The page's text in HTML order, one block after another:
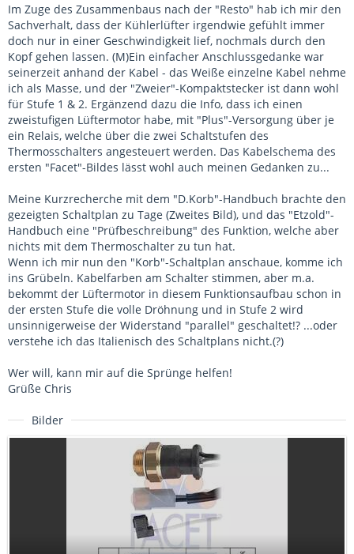
Im Zuge des Zusammenbaus nach der "Resto" hab ich mir den
Sachverhalt, dass der Kühlerlüfter irgendwie gefühlt immer
doch nur in einer Geschwindigkeit lief, nochmals durch den
Kopf gehen lassen. (M)Ein einfacher Anschlussgedanke war
seinerzeit anhand der Kabel - das Weiße einzelne Kabel nehme
ich als Masse, und der "Zweier"-Kompaktstecker ist dann wohl
für Stufe 1 & 2. Ergänzend dazu die Info, dass ich einen
zweistufigen Lüftermotor habe, mit "Plus"-Versorgung über je
ein Relais, welche über die zwei Schaltstufen des
Thermosschalters angesteuert werden. Das Kabelschema des
ersten "Facet"-Bildes lässt wohl auch meinen Gedanken zu...
Meine Kurzrecherche mit dem "D.Korb"-Handbuch brachte den
gezeigten Schaltplan zu Tage (Zweites Bild), und das "Etzold"-
Handbuch eine "Prüfbeschreibung" des Funktion, welche aber
nichts mit dem Thermoschalter zu tun hat.
Wenn ich mir nun den "Korb"-Schaltplan anschaue, komme ich
ins Grübeln. Kabelfarben am Schalter stimmen, aber m.a.
bekommt der Lüftermotor in diesem Funktionsaufbau schon in
der ersten Stufe die volle Dröhnung und in Stufe 2 wird
unsinnigerweise der Widerstand "parallel" geschaltet!? ...oder
verstehe ich das Italienisch des Schaltplans nicht.(?)
Wer will, kann mir auf die Sprünge helfen!
Grüße Chris
Bilder